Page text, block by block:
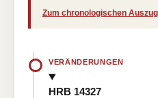
Zum chronologischen Auszug
VERÄNDERUNGEN
HRB 14327